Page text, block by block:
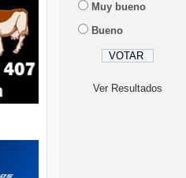
Muy bueno
Bueno
Ver Resultados